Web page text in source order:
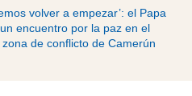
volver a empezar’: el Papa
encuentro por la paz en el
de conflicto de Camerún